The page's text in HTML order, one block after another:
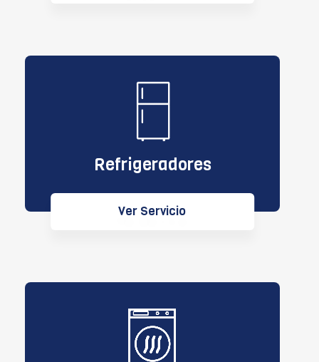
Refrigeradores
Ver Servicio